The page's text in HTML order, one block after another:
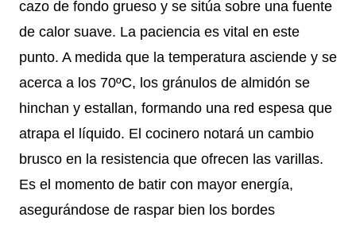
cazo de fondo grueso y se sitúa sobre una fuente
de calor suave. La paciencia es vital en este
punto. A medida que la temperatura asciende y se
acerca a los 70ºC, los gránulos de almidón se
hinchan y estallan, formando una red espesa que
atrapa el líquido. El cocinero notará un cambio
brusco en la resistencia que ofrecen las varillas.
Es el momento de batir con mayor energía,
asegurándose de raspar bien los bordes